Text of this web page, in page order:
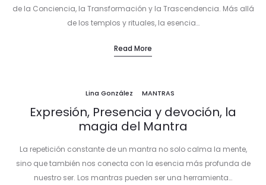
de la Conciencia, la Transformación y la Trascendencia. Más allá
de los templos y rituales, la esencia…
Read More
Lina González MANTRAS
Expresión, Presencia y devoción, la
magia del Mantra
La repetición constante de un mantra no solo calma la mente,
sino que también nos conecta con la esencia más profunda de
nuestro ser. Los mantras pueden ser una herramienta…